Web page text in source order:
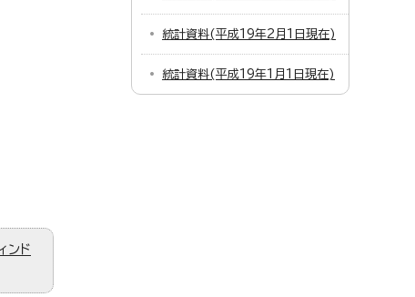
ンド
統計資料(平成19年2月1日現在)
統計資料(平成19年1月1日現在)